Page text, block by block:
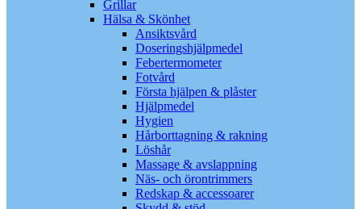
Grillar
Hälsa & Skönhet
Ansiktsvård
Doseringshjälpmedel
Febertermometer
Fotvård
Första hjälpen & plåster
Hjälpmedel
Hygien
Hårborttagning & rakning
Löshår
Massage & avslappning
Näs- och örontrimmers
Redskap & accessoarer